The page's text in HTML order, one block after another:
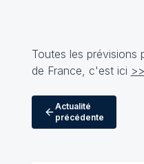
Toutes les prévisions
de France, c'est ici
Actualité
précédente